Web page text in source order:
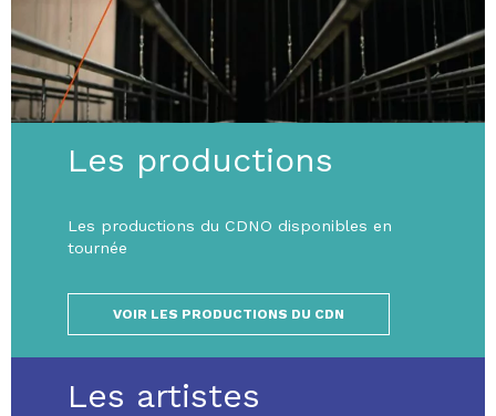
Les productions
Les productions du CDNO disponibles en
tournée
VOIR LES PRODUCTIONS DU CDN
Les artistes